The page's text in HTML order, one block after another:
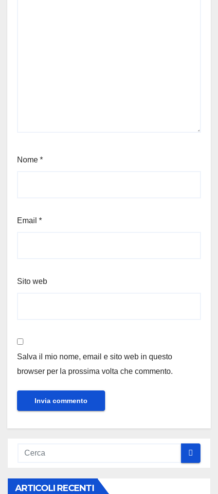
Nome *
Email *
Sito web
Salva il mio nome, email e sito web in questo
browser per la prossima volta che commento.
ARTICOLI RECENTI